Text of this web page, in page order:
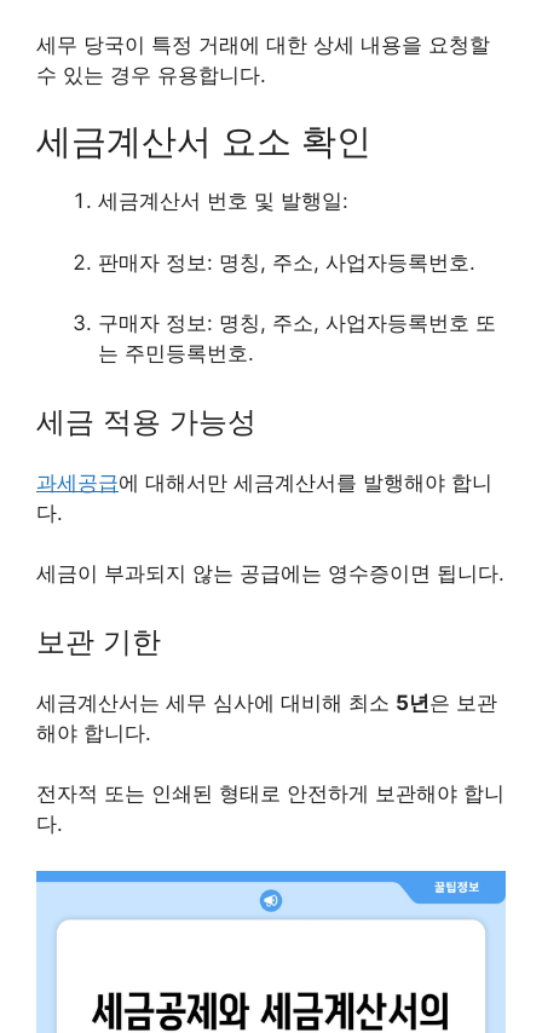
세무 당국이 특정 거래에 대한 상세 내용을 요청할
수 있는 경우 유용합니다.
세금계산서 요소 확인
세금계산서 번호 및 발행일:
판매자 정보: 명칭, 주소, 사업자등록번호.
구매자 정보: 명칭, 주소, 사업자등록번호 또
는 주민등록번호.
세금 적용 가능성
과세공급에 대해서만 세금계산서를 발행해야 합니
다.
세금이 부과되지 않는 공급에는 영수증이면 됩니다.
보관 기한
세금계산서는 세무 심사에 대비해 최소 5년은 보관
해야 합니다.
전자적 또는 인쇄된 형태로 안전하게 보관해야 합니
다.